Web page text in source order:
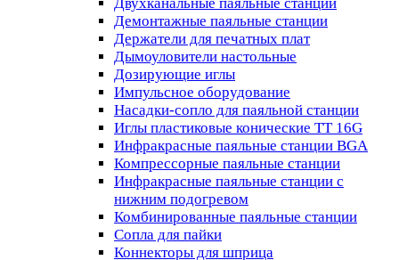
Демонтажные паяльные станции
Держатели для печатных плат
Дымоуловители настольные
Дозирующие иглы
Импульсное оборудование
Насадки-сопло для паяльной станции
Иглы пластиковые конические TT 16G
Инфракрасные паяльные станции BGA
Компрессорные паяльные станции
Инфракрасные паяльные станции с
нижним подогревом
Комбинированные паяльные станции
Сопла для пайки
Коннекторы для шприца